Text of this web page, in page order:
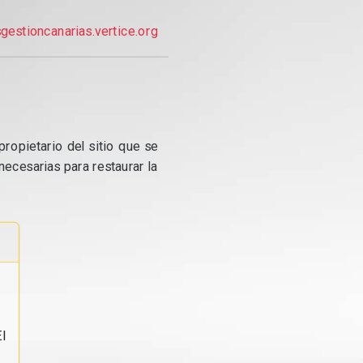
del sitio que se
para restaurar la